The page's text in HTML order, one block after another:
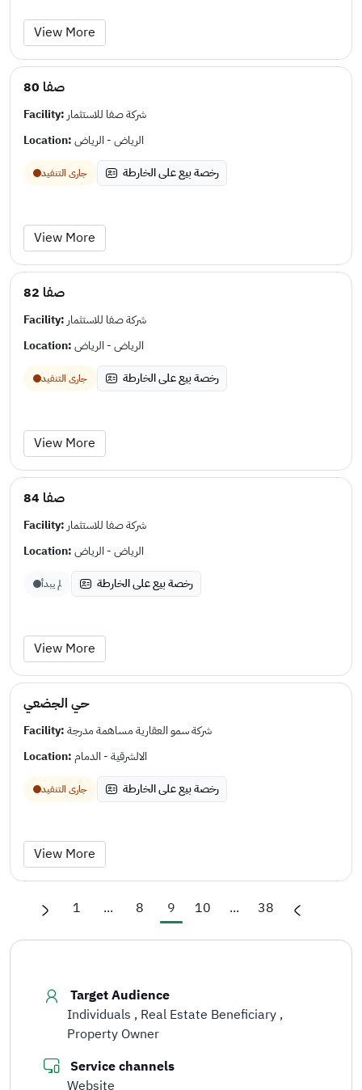
View More
صفا 80
Facility: شركة صفا للاستثمار
Location:الرياض - الرياض
جارى التنفيد رخصة بيع على الخارطة
View More
صفا 82
Facility: شركة صفا للاستثمار
Location:الرياض - الرياض
جارى التنفيد رخصة بيع على الخارطة
View More
صفا 84
Facility: شركة صفا للاستثمار
Location:الرياض - الرياض
لم يبدأ رخصة بيع على الخارطة
View More
حي الجضعي
Facility:شركة سمو العقارية مساهمة مدرجة
Location:الالشرقية - الدمام
جارى التنفيد رخصة بيع على الخارطة
View More
1 ... 8 9 10 ... 38
Target Audience
Individuals Real Estate Beneficiary
Property Owner
Service channels
Website